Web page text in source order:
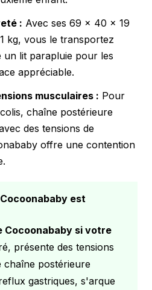
: Avec ses 69 x 40 x 19
kg, vous le transportez
un lit parapluie pour les
appréciable.
musculaires : Pour
chaîne postérieure
des tensions de
offre une contention
est
Cocoonababy si votre
présente des tensions
chaîne postérieure
gastriques, s'arque